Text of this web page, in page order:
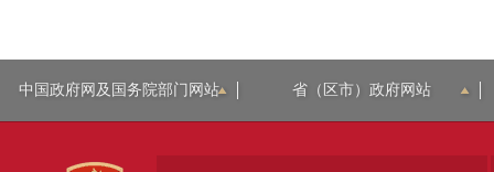
中国政府网及国务院部门网站 省（区市）政府网站